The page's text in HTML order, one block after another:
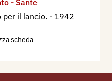
- Sante
il lancio. - 1942
scheda